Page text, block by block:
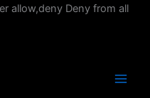
allow,deny Deny from allVai